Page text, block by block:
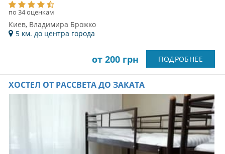
по 34 оценкам
Киев, Владимира Брожко
5 км. до центра города
от 200 грн ПОДРОБНЕЕ
ХОСТЕЛ ОТ РАССВЕТА ДО ЗАКАТА